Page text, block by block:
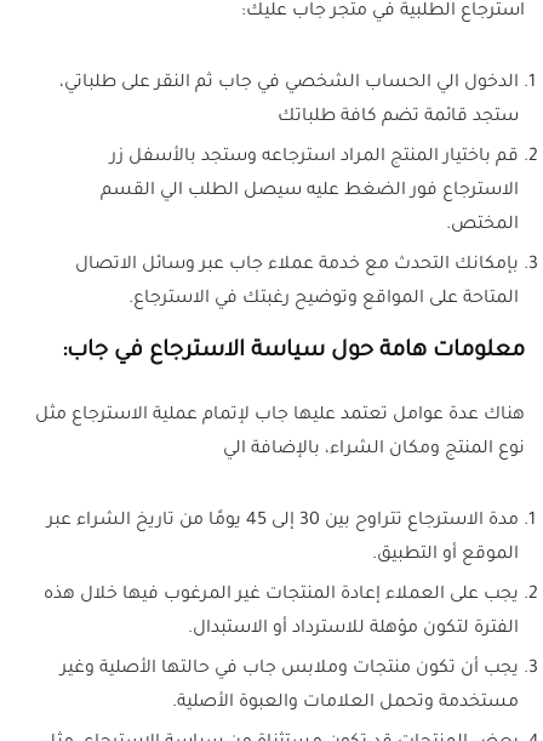
استرجاع الطلبية في متجر جاب عليك:
الدخول الي الحساب الشخصي في جاب ثم النقر على طلباتي،
ستجد قائمة تضم كافة طلباتك
قم باختيار المنتج المراد استرجاعه وستجد بالأسفل زر
الاسترجاع فور الضغط عليه سيصل الطلب الي القسم
المختص.
بإمكانك التحدث مع خدمة عملاء جاب عبر وسائل الاتصال
المتاحة على المواقع وتوضيح رغبتك في الاسترجاع.
معلومات هامة حول سياسة الاسترجاع في جاب:
هناك عدة عوامل تعتمد عليها جاب لإتمام عملية الاسترجاع مثل
نوع المنتج ومكان الشراء، بالإضافة الي
مدة الاسترجاع تتراوح بين 30 إلى 45 يومًا من تاريخ الشراء عبر
الموقع أو التطبيق.
يجب على العملاء إعادة المنتجات غير المرغوب فيها خلال هذه
الفترة لتكون مؤهلة للاسترداد أو الاستبدال.
يجب أن تكون منتجات وملابس جاب في حالتها الأصلية وغير
مستخدمة وتحمل العلامات والعبوة الأصلية.